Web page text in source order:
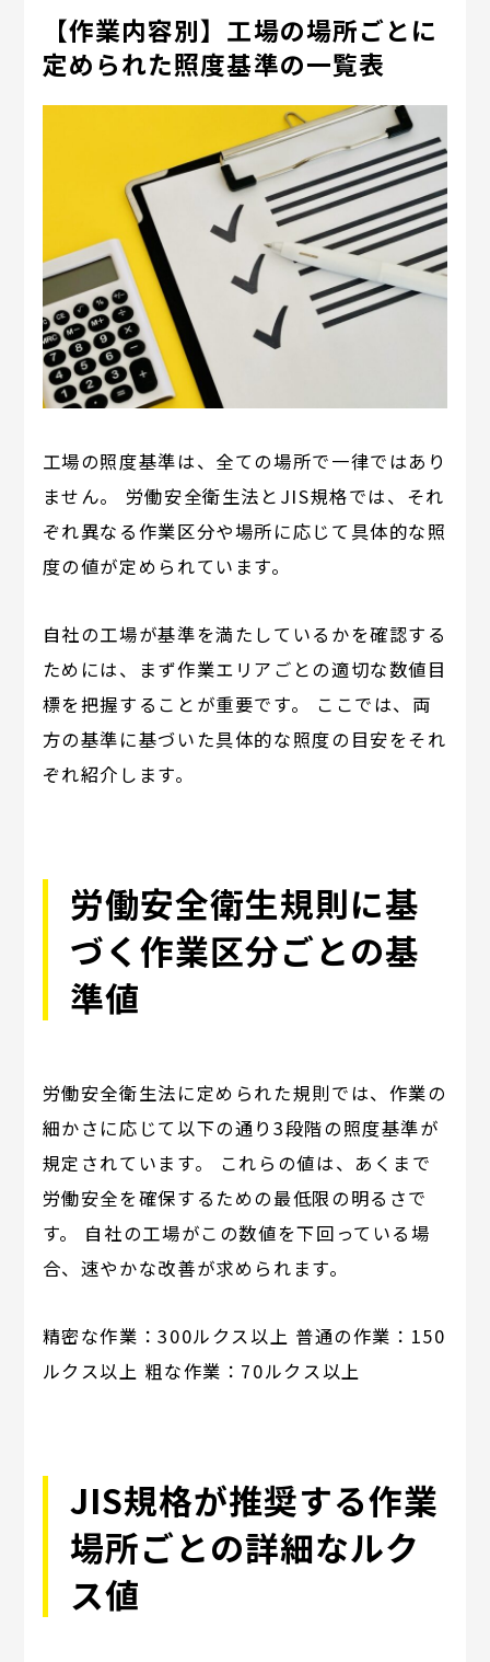
【作業内容別】工場の場所ごとに
定められた照度基準の一覧表
工場の照度基準は、全ての場所で一律ではあり
ません。 労働安全衛生法とJIS規格では、それ
ぞれ異なる作業区分や場所に応じて具体的な照
度の値が定められています。
自社の工場が基準を満たしているかを確認する
ためには、まず作業エリアごとの適切な数値目
標を把握することが重要です。 ここでは、両
方の基準に基づいた具体的な照度の目安をそれ
ぞれ紹介します。
労働安全衛生規則に基
づく作業区分ごとの基
準値
労働安全衛生法に定められた規則では、作業の
細かさに応じて以下の通り3段階の照度基準が
規定されています。 これらの値は、あくまで
労働安全を確保するための最低限の明るさで
す。 自社の工場がこの数値を下回っている場
合、速やかな改善が求められます。
精密な作業：300ルクス以上 普通の作業：150
ルクス以上 粗な作業：70ルクス以上
JIS規格が推奨する作業
場所ごとの詳細なルク
ス値